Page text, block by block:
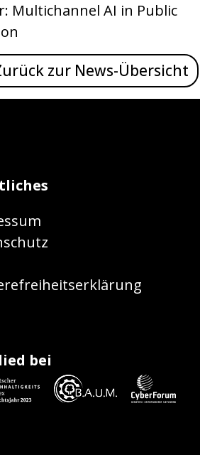
Multichannel AI in Public
zur News-Übersicht
bei